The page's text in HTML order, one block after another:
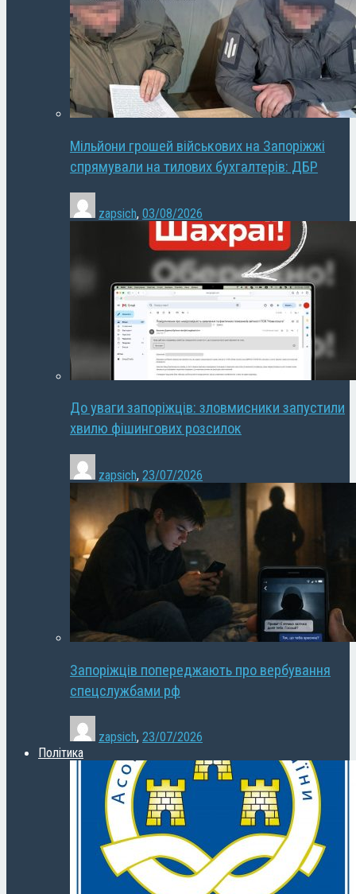
Мільйони грошей військових на Запоріжжі
спрямували на тилових бухгалтерів: ДБР
zapsich, 03/08/2026
До уваги запоріжців: зловмисники запустили
хвилю фішингових розсилок
zapsich, 23/07/2026
Запоріжців попереджають про вербування
спецслужбами рф
zapsich, 23/07/2026
Політика